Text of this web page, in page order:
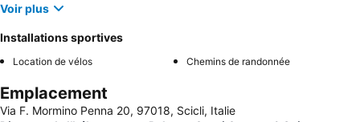
Voir plus
Installations sportives
Location de vélos Chemins de randonnée
Emplacement
Via F. Mormino Penna 20, 97018, Scicli, Italie